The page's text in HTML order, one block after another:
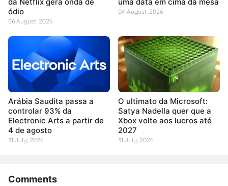
ódio
06 August, 2026
04 August, 2026
Arábia Saudita passa a
controlar 93% da
Electronic Arts a partir de
4 de agosto
31 July, 2026
O ultimato da Microsoft:
Satya Nadella quer que a
Xbox volte aos lucros até
2027
31 July, 2026
Comments